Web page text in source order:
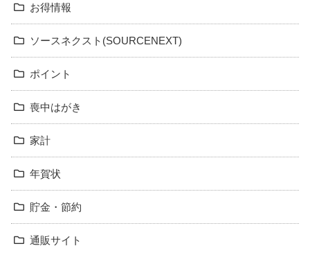
お得情報
ソースネクスト(SOURCENEXT)
ポイント
喪中はがき
家計
年賀状
貯金・節約
通販サイト